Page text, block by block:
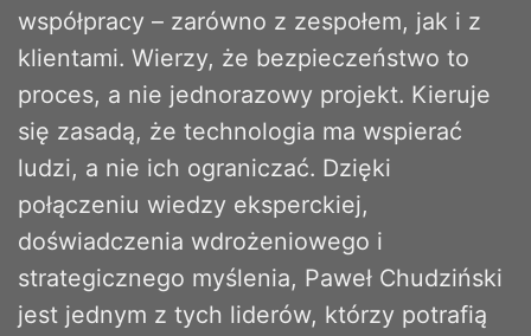
współpracy – zarówno z zespołem, jak i z
klientami. Wierzy, że bezpieczeństwo to
proces, a nie jednorazowy projekt. Kieruje
się zasadą, że technologia ma wspierać
ludzi, a nie ich ograniczać. Dzięki
połączeniu wiedzy eksperckiej,
doświadczenia wdrożeniowego i
strategicznego myślenia, Paweł Chudziński
jest jednym z tych liderów, którzy potrafią